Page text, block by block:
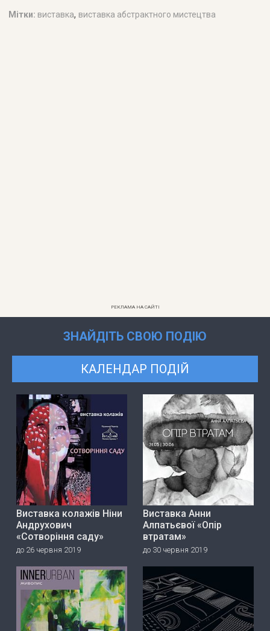
Мітки: виставка, виставка абстрактного мистецтва
РЕКЛАМА НА САЙТІ
ЗНАЙДІТЬ СВОЮ ПОДІЮ
КАЛЕНДАР ПОДІЙ
Виставка колажів Ніни
Андрухович
«Сотворіння саду»
до 26 червня 2019
Виставка Анни
Алпатьєвої «Опір
втратам»
до 30 червня 2019